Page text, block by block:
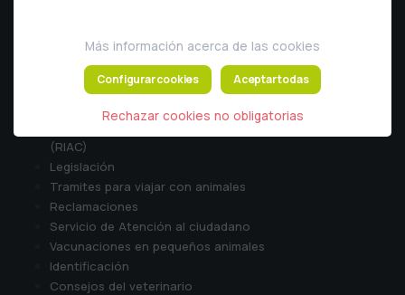
Servicios al ciudadano
Registro de colegiados de Madrid
Clínicas veterinarias de Madrid
Registro de Identificación de Animales de Compañía
(RIAC)
Legislación
Tramites para viajar con animales
Reclamaciones
Servicio de Atención al ciudadano
Vacunaciones en pequeños animales
Identificación
Consejos del veterinario
Más información acerca de las cookies
Configurar cookies Aceptar todas
Rechazar cookies no obligatorias